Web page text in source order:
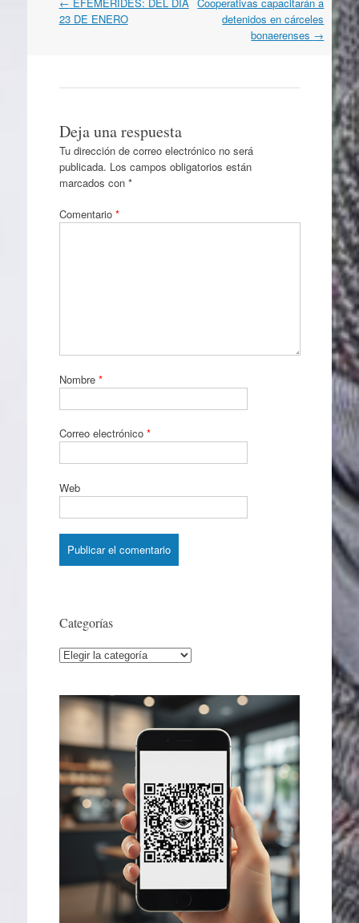
por
23 DE ENERO
detenidos en cárceles
bonaerenses →
Deja una respuesta
Tu dirección de correo electrónico no será
publicada. Los campos obligatorios están
marcados con *
Comentario *
Nombre *
Correo electrónico *
Web
Categorías
Categorías